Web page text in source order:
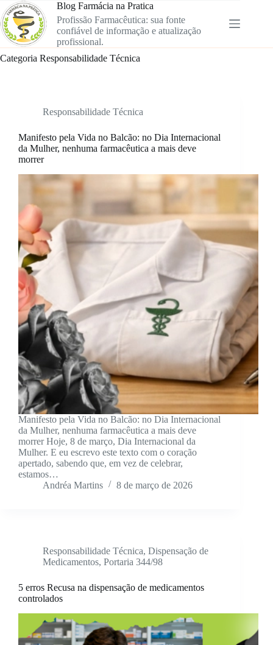
Pular
para
o
conteúdo
Blog Farmácia na Pratica
Profissão Farmacêutica: sua fonte
confiável de informação e atualização
profissional.
Categoria Responsabilidade Técnica
Responsabilidade Técnica
Manifesto pela Vida no Balcão: no Dia Internacional
da Mulher, nenhuma farmacêutica a mais deve
morrer
Manifesto pela Vida no Balcão: no Dia Internacional
da Mulher, nenhuma farmacêutica a mais deve
morrer Hoje, 8 de março, Dia Internacional da
Mulher. E eu escrevo este texto com o coração
apertado, sabendo que, em vez de celebrar,
estamos…
Andréa Martins
8 de março de 2026
Responsabilidade Técnica, Dispensação de
Medicamentos, Portaria 344/98
5 erros Recusa na dispensação de medicamentos
controlados